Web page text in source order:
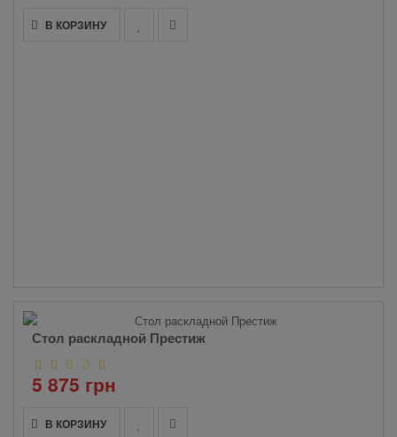
В КОРЗИНУ
Стол раскладной Престиж
5 875 грн
В КОРЗИНУ